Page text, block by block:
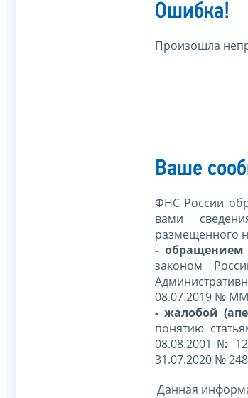
Ошибка!
Произошла
Ваше
ФНС России
вами
размещенного
- обращением
законом
08.07.2019 №
- жалобой
понятию
08.08.2001 №
31.07.2020 №
Данная